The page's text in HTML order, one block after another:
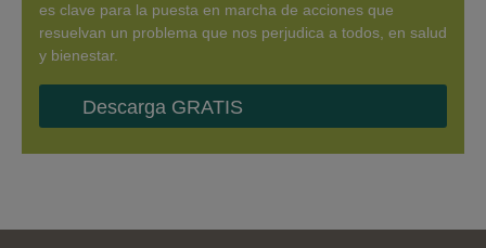
es clave para la puesta en marcha de acciones que
resuelvan un problema que nos perjudica a todos, en salud
y bienestar.
Descarga GRATIS